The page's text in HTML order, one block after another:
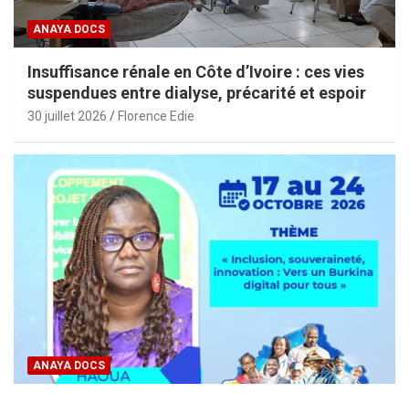
ANAYA DOCS
Insuffisance rénale en Côte d’Ivoire : ces vies
suspendues entre dialyse, précarité et espoir
30 juillet 2026 Florence Edie
ANAYA DOCS